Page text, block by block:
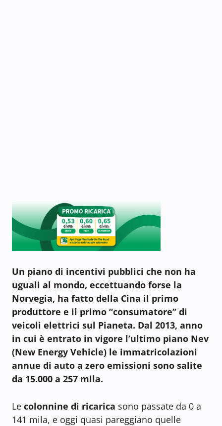
Un piano di incentivi pubblici che non ha
uguali al mondo, eccettuando forse la
Norvegia, ha fatto della Cina il primo
produttore e il primo “consumatore” di
veicoli elettrici sul Pianeta. Dal 2013, anno
in cui è entrato in vigore l’ultimo piano Nev
(New Energy Vehicle) le immatricolazioni
annue di auto a zero emissioni sono salite
da 15.000 a 257 mila.
Le colonnine di ricarica sono passate da 0 a
141 mila, e oggi quasi pareggiano quelle